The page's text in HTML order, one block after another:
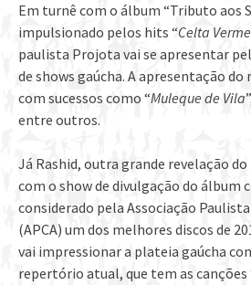
Em turnê com o álbum “Tributo aos
impulsionado pelos hits “Celta
paulista Projota vai se apresentar
de shows gaúcha. A apresentação
com sucessos como “Muleque de Vila
entre outros.
Já Rashid, outra grande revelação
com o show de divulgação do álbum
considerado pela Associação
(APCA) um dos melhores discos de
vai impressionar a plateia gaúcha
repertório atual, que tem as canções